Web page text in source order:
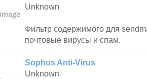
Unknown
Фильтр содержимого для
почтовые вирусы и спам.
Sophos Anti-Virus
Unknown